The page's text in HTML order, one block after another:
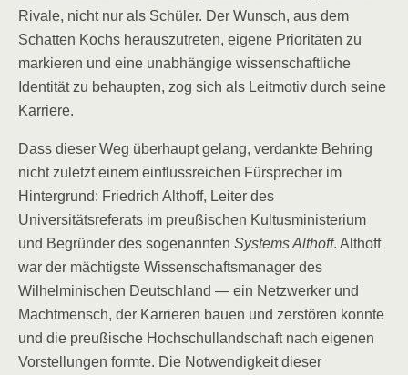
Rivale, nicht nur als Schüler. Der Wunsch, aus dem
Schatten Kochs herauszutreten, eigene Prioritäten zu
markieren und eine unabhängige wissenschaftliche
Identität zu behaupten, zog sich als Leitmotiv durch seine
Karriere.
Dass dieser Weg überhaupt gelang, verdankte Behring
nicht zuletzt einem einflussreichen Fürsprecher im
Hintergrund: Friedrich Althoff, Leiter des
Universitätsreferats im preußischen Kultusministerium
und Begründer des sogenannten Systems Althoff. Althoff
war der mächtigste Wissenschaftsmanager des
Wilhelminischen Deutschland — ein Netzwerker und
Machtmensch, der Karrieren bauen und zerstören konnte
und die preußische Hochschullandschaft nach eigenen
Vorstellungen formte. Die Notwendigkeit dieser